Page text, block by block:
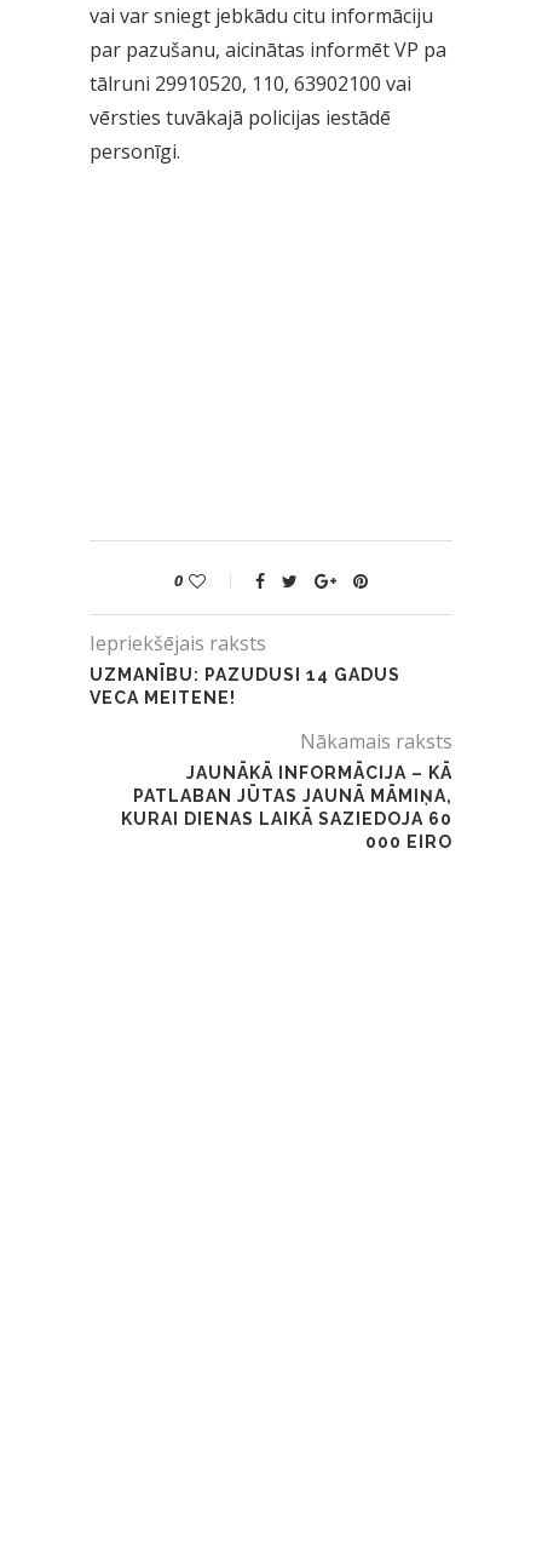
vai var sniegt jebkādu citu informāciju
par pazušanu, aicinātas informēt VP pa
tālruni 29910520, 110, 63902100 vai
vērsties tuvākajā policijas iestādē
personīgi.
0
Iepriekšējais raksts
UZMANĪBU: PAZUDUSI 14 GADUS
VECA MEITENE!
Nākamais raksts
JAUNĀKĀ INFORMĀCIJA – KĀ
PATLABAN JŪTAS JAUNĀ MĀMIŅA,
KURAI DIENAS LAIKĀ SAZIEDOJA 60
000 EIRO